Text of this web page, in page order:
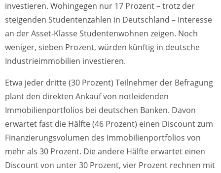
investieren. Wohingegen nur 17 Prozent – trotz der
steigenden Studentenzahlen in Deutschland – Interesse
an der Asset-Klasse Studentenwohnen zeigen. Noch
weniger, sieben Prozent, würden künftig in deutsche
Industrieimmobilien investieren.
Etwa jeder dritte (30 Prozent) Teilnehmer der Befragung
plant den direkten Ankauf von notleidenden
Immobilienportfolios bei deutschen Banken. Davon
erwartet fast die Hälfte (46 Prozent) einen Discount zum
Finanzierungsvolumen des Immobilienportfolios von
mehr als 30 Prozent. Die andere Hälfte erwartet einen
Discount von unter 30 Prozent, vier Prozent rechnen mit